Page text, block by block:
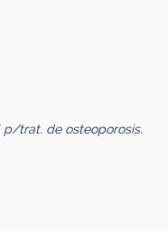
trat. de osteoporosis.